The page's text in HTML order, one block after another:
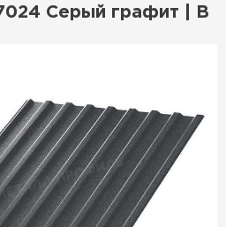
Серый графит | B